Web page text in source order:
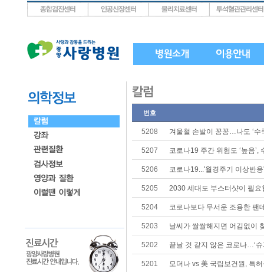
상단메뉴로 바로가기
왼쪽메뉴로 바로가기
본문으로 바로가기
번호
5208 겨울철 손발이 꽁꽁…나도 ‘수
5207 코로나19 주간 위험도 ‘높음’,
5206 코로나19...'월경주기 이상반
5205 2030 세대도 부스터샷이 필요
5204 코로나보다 무서운 조용한 팬
5203 날씨가 쌀쌀해지면 어김없이
5202 끝날 것 같지 않은 코로나…‘슈
5201 모더나 vs 美 국립보건원, 특